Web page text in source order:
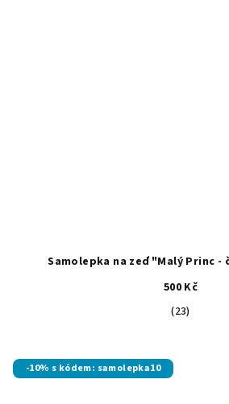
Samolepka na zeď "Malý Princ -
500 Kč
Průměrné
je
4,5
(23)
-10% s kódem: samolepka10